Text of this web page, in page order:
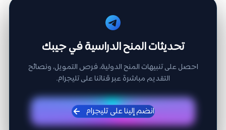
تحديثات المنح الدراسية في جيبك
احصل على تنبيهات المنح الدولية، فرص التمويل، ونصائح
التقديم مباشرة عبر قناتنا على تليجرام.
انضم إلينا على تليجرام